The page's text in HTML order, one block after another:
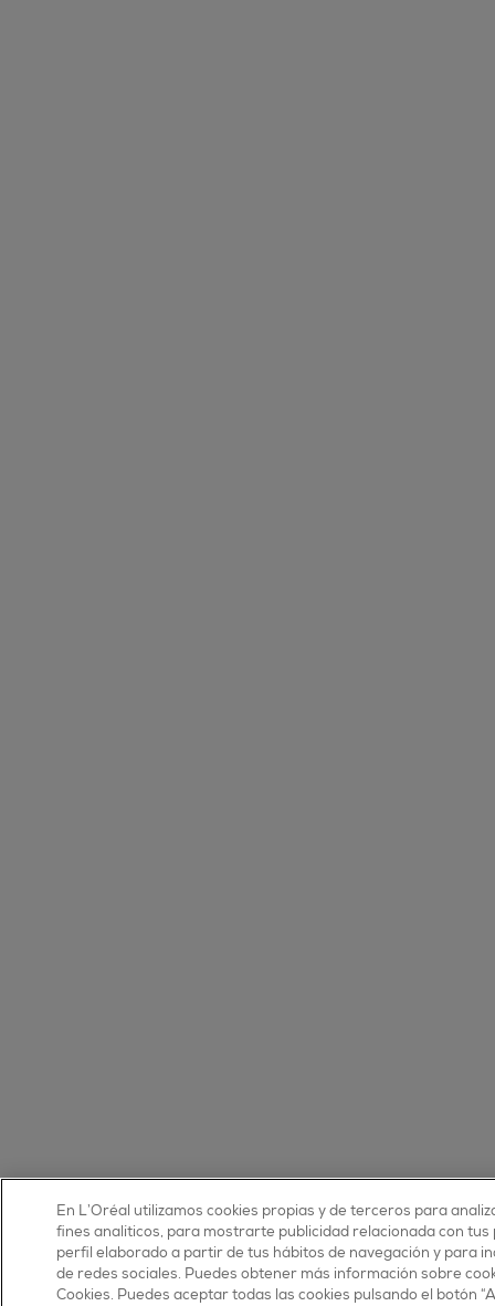
En L’Oréal utilizamos cookies propias y de terceros para
fines analíticos, para mostrarte publicidad relacionada con
perfil elaborado a partir de tus hábitos de navegación y para
de redes sociales. Puedes obtener más información sobre
Cookies. Puedes aceptar todas las cookies pulsando el botón